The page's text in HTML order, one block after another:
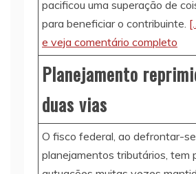
pacificou uma superação de
para beneficiar o contribuinte.
e veja comentário completo
Planejamento
duas vias
O fisco federal, ao defrontar-
planejamentos tributários, tem